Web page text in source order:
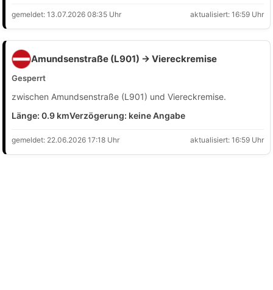
gemeldet: 13.07.2026 08:35 Uhr aktualisiert: 16:59 Uhr
Amundsenstraße (L901) → Viereckremise
Gesperrt
zwischen Amundsenstraße (L901) und Viereckremise.
Länge: 0.9 kmVerzögerung: keine Angabe
gemeldet: 22.06.2026 17:18 Uhr aktualisiert: 16:59 Uhr